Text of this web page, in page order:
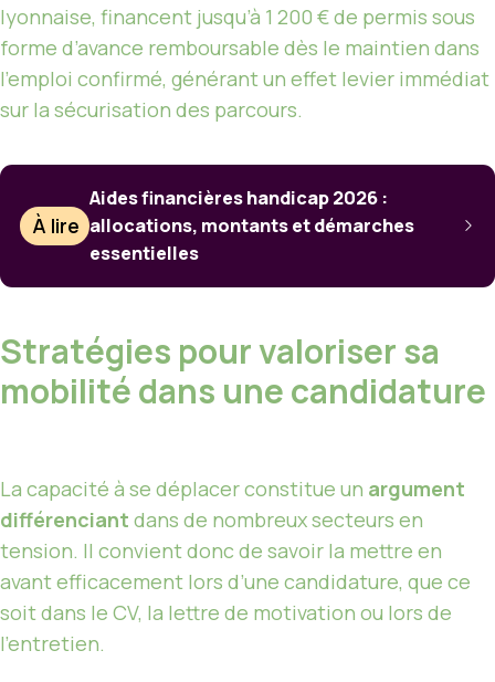
lyonnaise, financent jusqu’à 1 200 € de permis sous
forme d’avance remboursable dès le maintien dans
l’emploi confirmé, générant un effet levier immédiat
sur la sécurisation des parcours.
À lire
Aides financières handicap 2026 :
allocations, montants et démarches
essentielles
Stratégies pour valoriser sa
mobilité dans une candidature
La capacité à se déplacer constitue un argument
différenciant dans de nombreux secteurs en
tension. Il convient donc de savoir la mettre en
avant efficacement lors d’une candidature, que ce
soit dans le CV, la lettre de motivation ou lors de
l’entretien.